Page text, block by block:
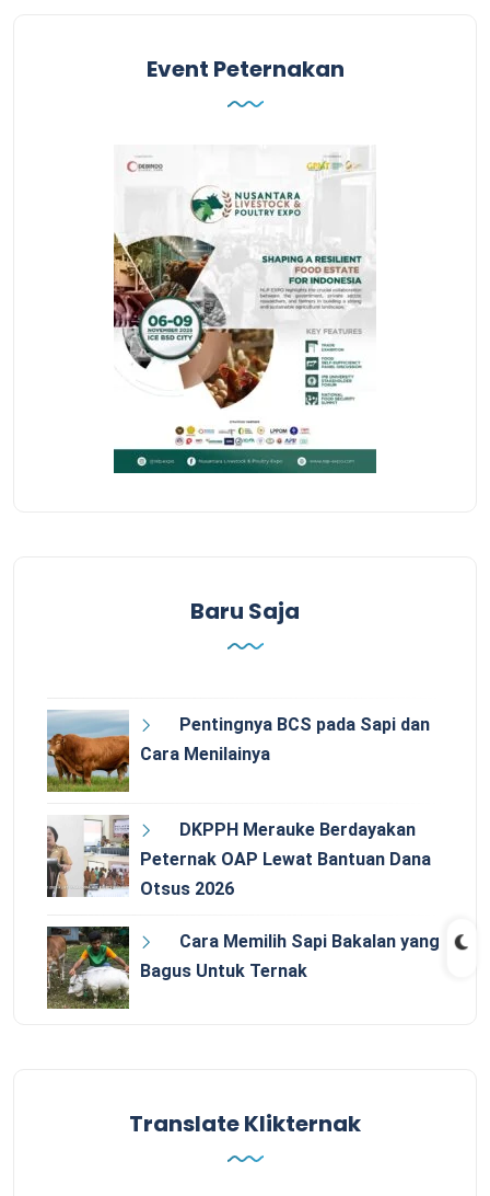
Event Peternakan
Baru Saja
Pentingnya BCS pada Sapi dan
Cara Menilainya
DKPPH Merauke Berdayakan
Peternak OAP Lewat Bantuan Dana
Otsus 2026
Cara Memilih Sapi Bakalan yang
Bagus Untuk Ternak
Translate Klikternak